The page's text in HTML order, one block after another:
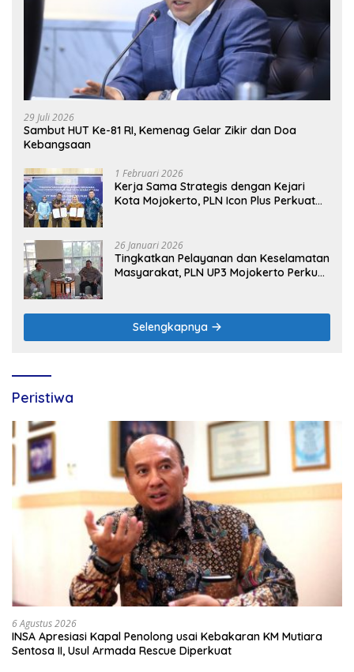
29 Juli 2026
Sambut HUT Ke-81 RI, Kemenag Gelar Zikir dan Doa
Kebangsaan
1 Februari 2026
Kerja Sama Strategis dengan Kejari
Kota Mojokerto, PLN Icon Plus Perkuat
26 Januari 2026
Tingkatkan Pelayanan dan Keselamatan
Masyarakat, PLN UP3 Mojokerto Perkuat
Selengkapnya
Peristiwa
6 Agustus 2026
INSA Apresiasi Kapal Penolong usai Kebakaran KM Mutiara
Sentosa II, Usul Armada Rescue Diperkuat